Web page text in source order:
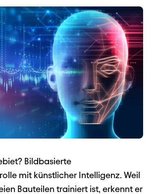
Bildbasierte
mit künstlicher Intelligenz. Weil
Bauteilen trainiert ist, erkennt er